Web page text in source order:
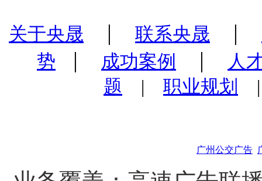
关于央晟 | 联系央晟 |
势
| 成功案例 |
人
题 | 职业规划
广州公交广告